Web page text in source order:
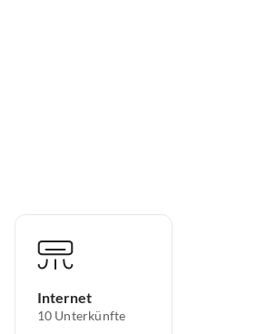
Internet
10 Unterkünfte